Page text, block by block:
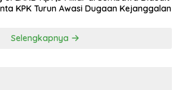
KPK Turun Awasi Dugaan Kejanggalan
Selengkapnya